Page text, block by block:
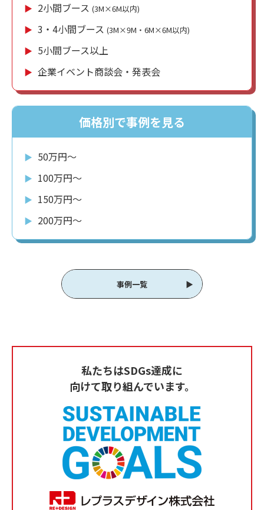
▶︎ 2小間ブース (3M×6M以内)
▶︎ 3・4小間ブース (3M×9M・6M×6M以内)
▶︎ 5小間ブース以上
▶︎ 企業イベント商談会・発表会
価格別で事例を見る
▶︎ 50万円〜
▶︎ 100万円〜
▶︎ 150万円〜
▶︎ 200万円〜
事例一覧
私たちはSDGs達成に
向けて取り組んでいます。